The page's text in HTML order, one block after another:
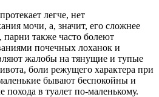
легче, нет
мочи, а, значит, его сложнее
парни также часто болеют
почечных лоханок и
жалобы на тянущие и тупые
боли режущего характера при
бывают беспокойны и
похода в туалет по-маленькому.